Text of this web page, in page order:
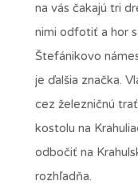
na vás čakajú tri
nimi odfotiť a hor
Štefánikovo
je ďalšia značka.
cez železničnú
kostolu na
odbočiť na
rozhľadňa.